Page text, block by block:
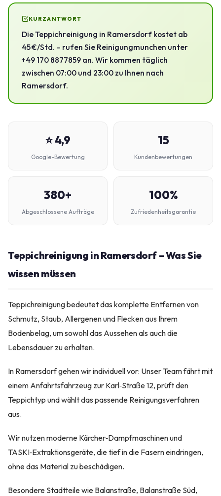
KURZANTWORT
Die Teppichreinigung in Ramersdorf kostet ab
45 €/Std. – rufen Sie Reinigungmunchen unter
+49 170 8877859 an. Wir kommen täglich
zwischen 07:00 und 23:00 zu Ihnen nach
Ramersdorf.
⭐ 4,9
Google-Bewertung
15
Kundenbewertungen
380+
Abgeschlossene Aufträge
100%
Zufriedenheitsgarantie
Teppichreinigung in Ramersdorf – Was Sie
wissen müssen
Teppichreinigung bedeutet das komplette Entfernen von
Schmutz, Staub, Allergenen und Flecken aus Ihrem
Bodenbelag, um sowohl das Aussehen als auch die
Lebensdauer zu erhalten.
In Ramersdorf gehen wir individuell vor: Unser Team fährt mit
einem Anfahrtsfahrzeug zur Karl‑Straße 12, prüft den
Teppichtyp und wählt das passende Reinigungsverfahren
aus.
Wir nutzen moderne Kärcher‑Dampfmaschinen und
TASKI‑Extraktionsgeräte, die tief in die Fasern eindringen,
ohne das Material zu beschädigen.
Besondere Stadtteile wie Balanstraße, Balanstraße Süd,